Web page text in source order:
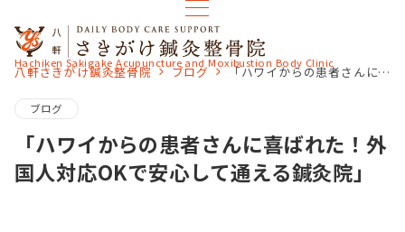
Hachiken Sakigake Acupuncture and Moxibustion Body Clinic
八軒さきがけ鍼灸整骨院 ブログ 「ハワイからの患者さんに喜ばれた！外国人対応OKで安心して通える鍼灸院」
ブログ
「ハワイからの患者さんに喜ばれた！外
国人対応OKで安心して通える鍼灸院」